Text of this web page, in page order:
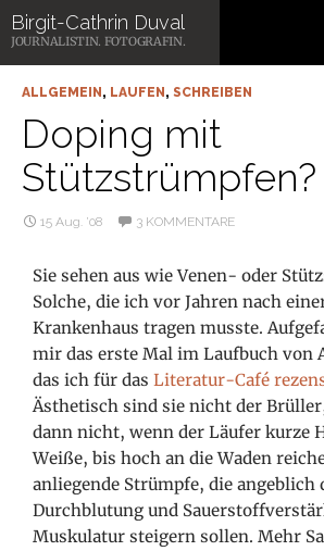
Zum
Inhalt
springen
Suchen
SCHLAGWORT-ARCHIV: HAMBURG
ALLGEMEIN , LAUFEN , SCHREIBEN
Doping mit
Stützstrümpfen?
15 Aug. ’08 3 KOMMENTARE
Sie sehen aus wie Venen- oder
Solche, die ich vor Jahren nach
Krankenhaus tragen musste.
mir das erste Mal im Laufbuch von
das ich für dasLiteratur-Café
Ästhetisch sind sie nicht der
dann nicht, wenn der Läufer kurze
Weiße, bis hoch an die Waden
anliegende Strümpfe, die angeblich
Durchblutung und
Muskulatur steigern sollen. Mehr
Birgit-Cathrin Duval
JOURNALISTIN. FOTOGRAFIN.